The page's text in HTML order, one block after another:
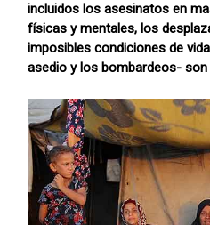
incluidos los asesinatos en
físicas y mentales, los
imposibles condiciones de
asedio y los bombardeos- son